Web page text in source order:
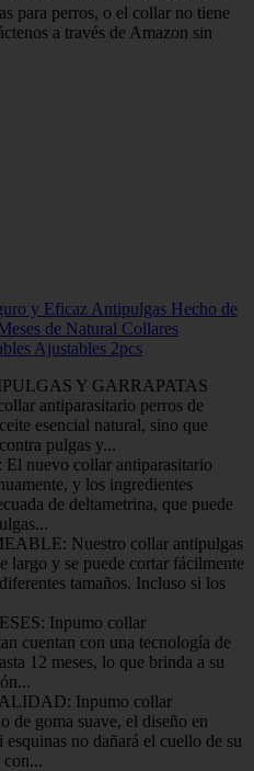
para perros, o el collar no tiene
a través de Amazon sin
y Eficaz Antipulgas Hecho de
de Natural Collares
Ajustables 2pcs
Y GARRAPATAS
antiparasitario perros de
esencial natural, sino que
pulgas y...
nuevo collar antiparasitario
y los ingredientes
de deltametrina, que puede
Nuestro collar antipulgas
largo y se puede cortar fácilmente
tamaños. Incluso si los
Inpumo collar
cuentan con una tecnología de
12 meses, lo que brinda a su
Inpumo collar
de goma suave, el diseño en
no dañará el cuello de su
con...